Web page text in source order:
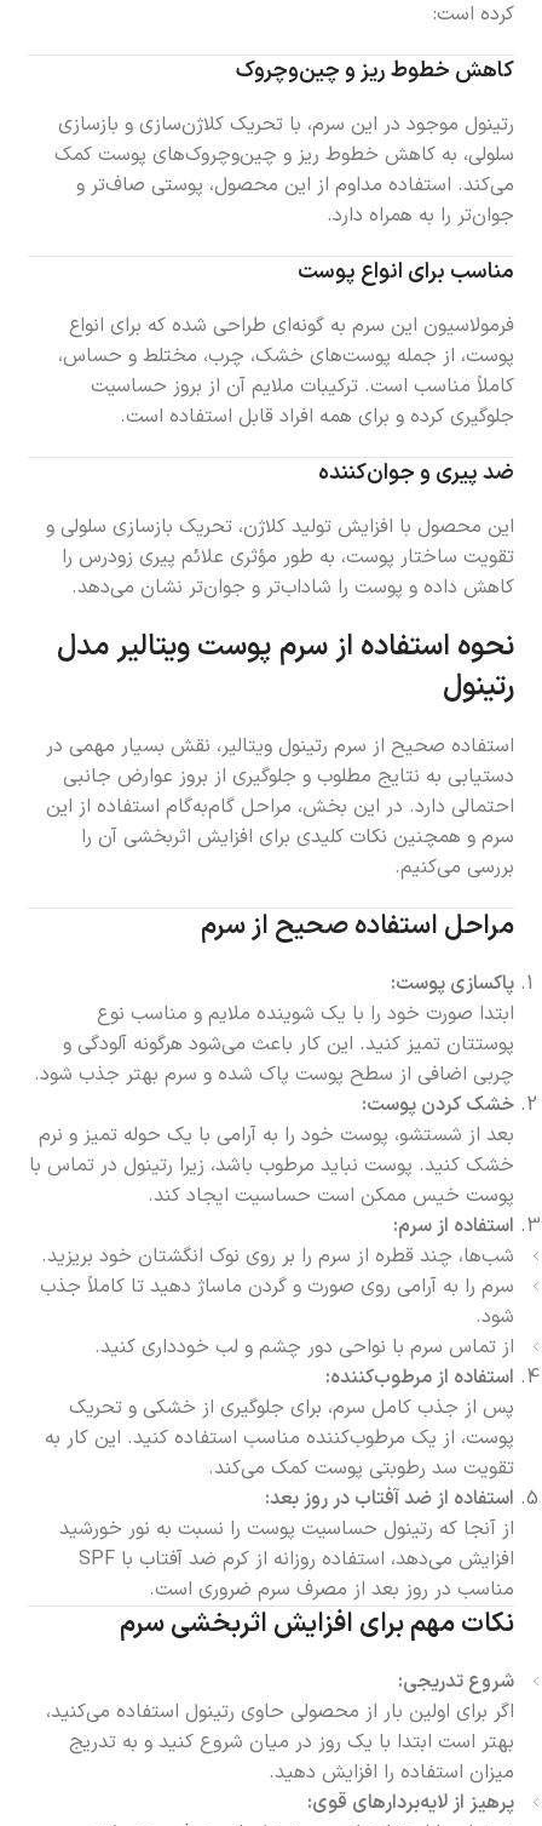
کرده است:
کاهش خطوط ریز و چین‌وچروک
رتینول موجود در این سرم، با تحریک کلاژن‌سازی و بازسازی
سلولی، به کاهش خطوط ریز و چین‌وچروک‌های پوست کمک
می‌کند. استفاده مداوم از این محصول، پوستی صاف‌تر و
جوان‌تر را به همراه دارد.
مناسب برای انواع پوست
فرمولاسیون این سرم به گونه‌ای طراحی شده که برای انواع
پوست، از جمله پوست‌های خشک، چرب، مختلط و حساس،
کاملاً مناسب است. ترکیبات ملایم آن از بروز حساسیت
جلوگیری کرده و برای همه افراد قابل استفاده است.
ضد پیری و جوان‌کننده
این محصول با افزایش تولید کلاژن، تحریک بازسازی سلولی و
تقویت ساختار پوست، به طور مؤثری علائم پیری زودرس را
کاهش داده و پوست را شاداب‌تر و جوان‌تر نشان می‌دهد.
نحوه استفاده از سرم پوست ویتالیر مدل
رتینول
استفاده صحیح از سرم رتینول ویتالیر، نقش بسیار مهمی در
دستیابی به نتایج مطلوب و جلوگیری از بروز عوارض جانبی
احتمالی دارد. در این بخش، مراحل گام‌به‌گام استفاده از این
سرم و همچنین نکات کلیدی برای افزایش اثربخشی آن را
بررسی می‌کنیم.
مراحل استفاده صحیح از سرم
پاکسازی پوست:
ابتدا صورت خود را با یک شوینده ملایم و مناسب نوع
پوستتان تمیز کنید. این کار باعث می‌شود هرگونه آلودگی و
چربی اضافی از سطح پوست پاک شده و سرم بهتر جذب شود.
خشک کردن پوست:
بعد از شستشو، پوست خود را به آرامی با یک حوله تمیز و نرم
خشک کنید. پوست نباید مرطوب باشد، زیرا رتینول در تماس با
پوست خیس ممکن است حساسیت ایجاد کند.
استفاده از سرم:
شب‌ها، چند قطره از سرم را بر روی نوک انگشتان خود بریزید.
سرم را به آرامی روی صورت و گردن ماساژ دهید تا کاملاً جذب
شود.
از تماس سرم با نواحی دور چشم و لب خودداری کنید.
استفاده از مرطوب‌کننده:
پس از جذب کامل سرم، برای جلوگیری از خشکی و تحریک
پوست، از یک مرطوب‌کننده مناسب استفاده کنید. این کار به
تقویت سد رطوبتی پوست کمک می‌کند.
استفاده از ضد آفتاب در روز بعد:
از آنجا که رتینول حساسیت پوست را نسبت به نور خورشید
افزایش می‌دهد، استفاده روزانه از کرم ضد آفتاب با SPF
مناسب در روز بعد از مصرف سرم ضروری است.
نکات مهم برای افزایش اثربخشی سرم
شروع تدریجی:
اگر برای اولین بار از محصولی حاوی رتینول استفاده می‌کنید،
بهتر است ابتدا با یک روز در میان شروع کنید و به تدریج
میزان استفاده را افزایش دهید.
پرهیز از لایه‌بردارهای قوی: